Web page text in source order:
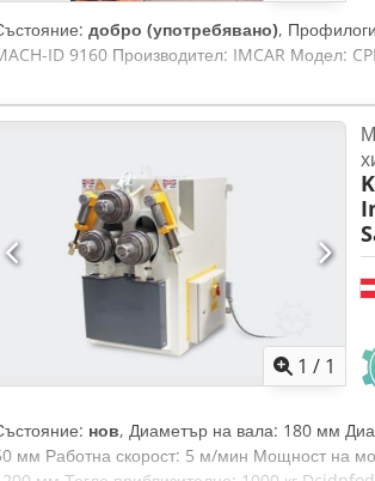
добро (употребявано),
ID 9160 Производител: IMCAR Модел:
1 / 1
нов, Диаметър на вала: 180 мм
мм Работна скорост: 5 м/мин Мощност на